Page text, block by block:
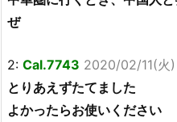
ぜ
2: Cal.7743 2020/02/11(火
とりあえずたてました
よかったらお使いください